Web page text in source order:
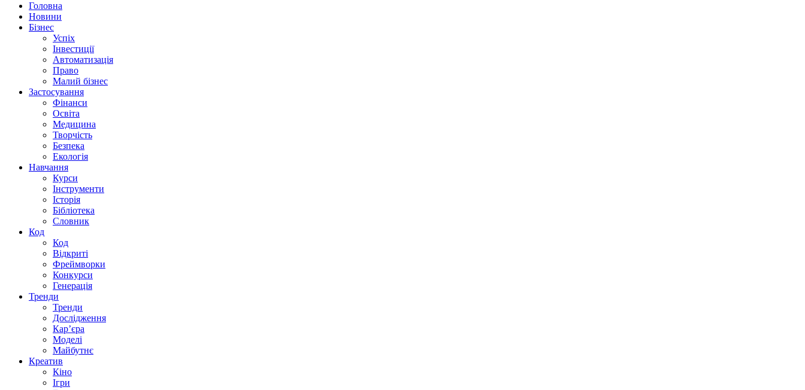
Головна
Новини
Бізнес
Успіх
Інвестиції
Автоматизація
Право
Малий бізнес
Застосування
Фінанси
Освіта
Медицина
Творчість
Безпека
Екологія
Навчання
Курси
Інструменти
Історія
Бібліотека
Словник
Код
Код
Відкриті
Фреймворки
Конкурси
Генерація
Тренди
Тренди
Дослідження
Кар’єра
Моделі
Майбутнє
Креатив
Кіно
Ігри